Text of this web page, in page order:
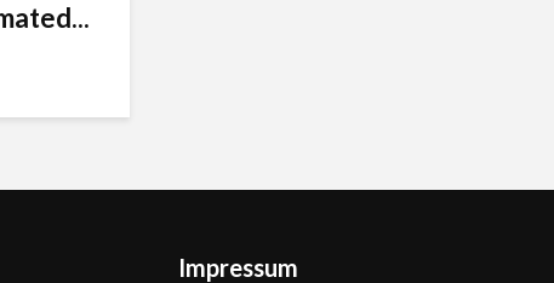
Impressum